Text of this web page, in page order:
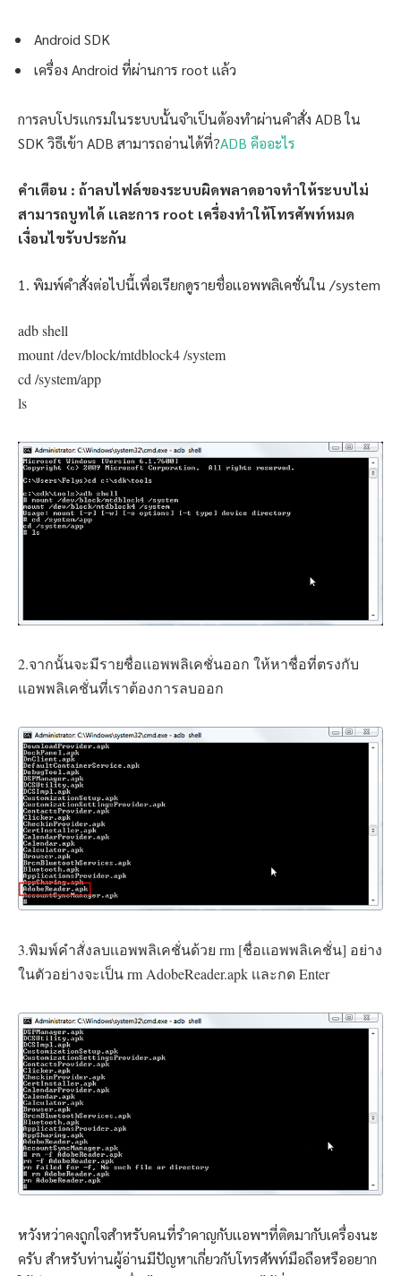
Android SDK
เครื่อง Android ที่ผ่านการ root เเล้ว
การลบโปรเเกรมในระบบนั้นจำเป็นต้องทำผ่านคำสั่ง ADB ใน
SDK วิธีเข้า ADB สามารถอ่านได้ที่?ADB คืออะไร
คำเตือน : ถ้าลบไฟล์ของระบบผิดพลาดอาจทำให้ระบบไม่
สามารถบูทได้ เเละการ root เครื่องทำให้โทรศัพท์หมด
เงื่อนไขรับประกัน
1. พิมพ์คำสั่งต่อไปนี้เพื่อเรียกดูรายชื่อเเอพพลิเคชั่นใน /system
adb shell
mount /dev/block/mtdblock4 /system
cd /system/app
ls
2.จากนั้นจะมีรายชื่อเเอพพลิเคชั่นออก ให้หาชื่อที่ตรงกับ
เเอพพลิเคชั่นที่เราต้องการลบออก
3.พิมพ์คำสั่งลบเเอพพลิเคชั่นด้วย rm [ชื่อเเอพพลิเคชั่น] อย่าง
ในตัวอย่างจะเป็น rm AdobeReader.apk เเละกด Enter
หวังหว่าคงถูกใจสำหรับคนที่รำคาญกับเเอพฯที่ติดมากับเครื่องนะ
ครับ สำหรับท่านผู้อ่านมีปัญหาเกี่ยวกับโทรศัพท์มือถือหรืออยาก